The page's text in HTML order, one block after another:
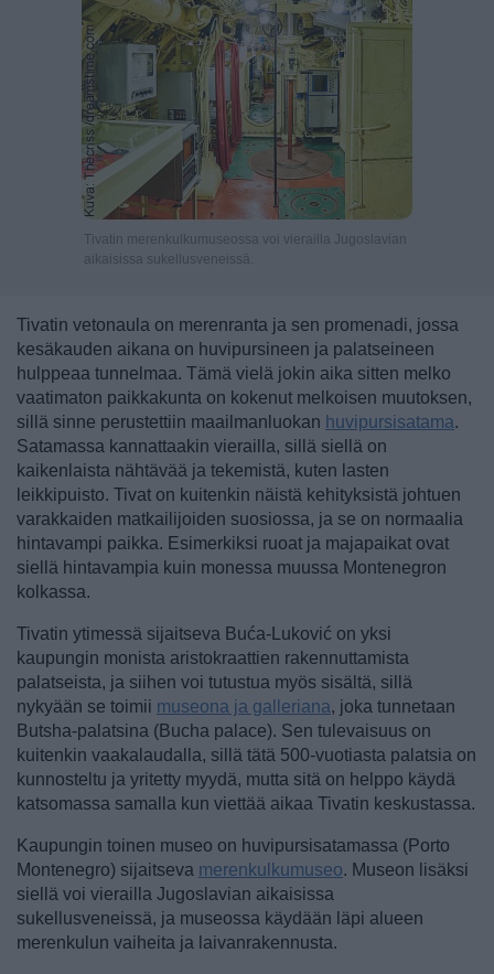
Tivatin merenkulkumuseossa voi vierailla Jugoslavian
aikaisissa sukellusveneissä.
Tivatin vetonaula on merenranta ja sen promenadi, jossa
kesäkauden aikana on huvipursineen ja palatseineen
hulppeaa tunnelmaa. Tämä vielä jokin aika sitten melko
vaatimaton paikkakunta on kokenut melkoisen muutoksen,
sillä sinne perustettiin maailmanluokan huvipursisatama.
Satamassa kannattaakin vierailla, sillä siellä on
kaikenlaista nähtävää ja tekemistä, kuten lasten
leikkipuisto. Tivat on kuitenkin näistä kehityksistä johtuen
varakkaiden matkailijoiden suosiossa, ja se on normaalia
hintavampi paikka. Esimerkiksi ruoat ja majapaikat ovat
siellä hintavampia kuin monessa muussa Montenegron
kolkassa.
Tivatin ytimessä sijaitseva Buća-Luković on yksi
kaupungin monista aristokraattien rakennuttamista
palatseista, ja siihen voi tutustua myös sisältä, sillä
nykyään se toimii museona ja galleriana, joka tunnetaan
Butsha-palatsina (Bucha palace). Sen tulevaisuus on
kuitenkin vaakalaudalla, sillä tätä 500-vuotiasta palatsia on
kunnosteltu ja yritetty myydä, mutta sitä on helppo käydä
katsomassa samalla kun viettää aikaa Tivatin keskustassa.
Kaupungin toinen museo on huvipursisatamassa (Porto
Montenegro) sijaitseva merenkulkumuseo. Museon lisäksi
siellä voi vierailla Jugoslavian aikaisissa
sukellusveneissä, ja museossa käydään läpi alueen
merenkulun vaiheita ja laivanrakennusta.